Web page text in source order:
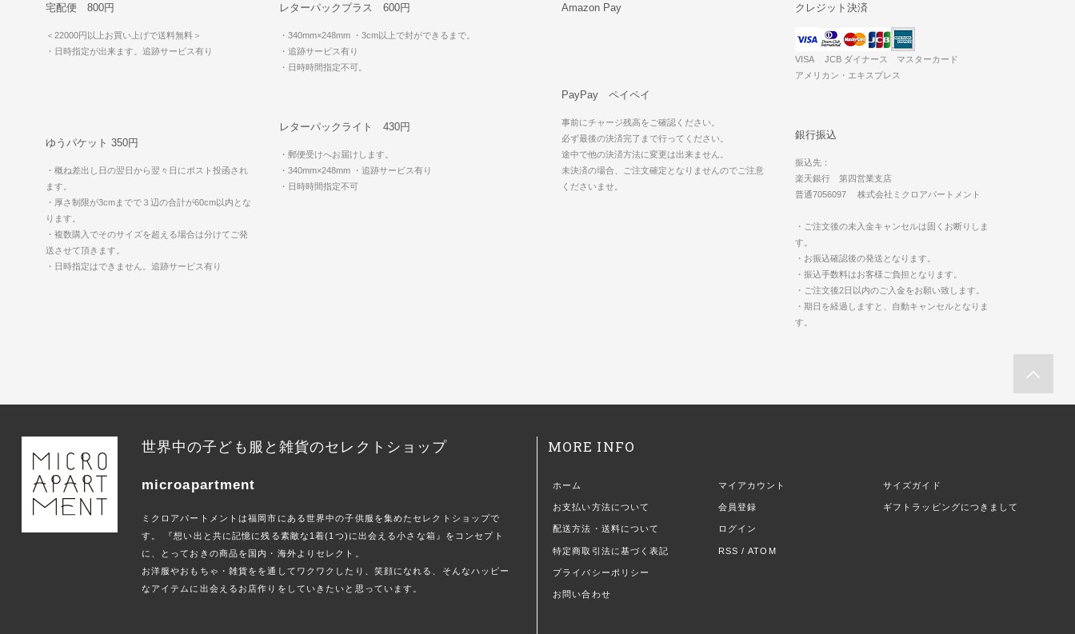
宅配便 800円
＜22000円以上お買い上げで送料無料＞
・日時指定が出来ます。追跡サービス有り
レターパックプラス 600円
・340mm×248mm・3cm以上で封ができるまで。
・追跡サービス有り
・日時時間指定不可。
レターパックライト 430円
・郵便受けへお届けします。
・340mm×248mm・追跡サービス有り
・日時時間指定不可
ゆうパケット 350円
・概ね差出し日の翌日から翌々日にポスト投函され
ます。
・厚さ制限が3cmまでで３辺の合計が60cm以内とな
ります。
・複数購入でそのサイズを超える場合は分けてご発
送させて頂きます。
・日時指定はできません。追跡サービス有り
Amazon Pay クレジット決済
VISA JCB ダイナース マスターカード
アメリカン・エキスプレス
PayPay ペイペイ
事前にチャージ残高をご確認ください。
必ず最後の決済完了まで行ってください。
途中で他の決済方法に変更は出来ません。
未決済の場合、ご注文確定となりませんのでご注意
くださいませ。
銀行振込
振込先：
楽天銀行 第四営業支店
普通7056097 株式会社ミクロアパートメント
・ご注文後の未入金キャンセルは固くお断りしま
す。
・お振込確認後の発送となります。
・振込手数料はお客様ご負担となります。
・ご注文後2日以内のご入金をお願い致します。
・期日を経過しますと、自動キャンセルとなりま
す。
世界中の子ども服と雑貨のセレクトショップ
microapartment
ミクロアパートメントは福岡市にある世界中の子供服を集めたセレクトショップで
す。 『想い出と共に記憶に残る素敵な1着(1つ)に出会える小さな箱』をコンセプト
に、とっておきの商品を国内・海外よりセレクト。
お洋服やおもちゃ・雑貨をを通してワクワクしたり、笑顔になれる、そんなハッピー
なアイテムに出会えるお店作りをしていきたいと思っています。
MORE INFO
ホーム
お支払い方法について
配送方法・送料について
特定商取引法に基づく表記
プライバシーポリシー
お問い合わせ
マイアカウント
会員登録
ログイン
RSS /ATOM
サイズガイド
ギフトラッピングにつきまして